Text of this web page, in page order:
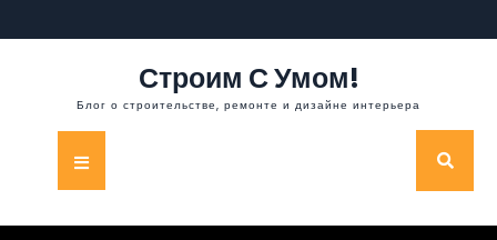
к
Строим С Умом!
Блог о строительстве, ремонте и дизайне интерьера
Кнопка
Открыть